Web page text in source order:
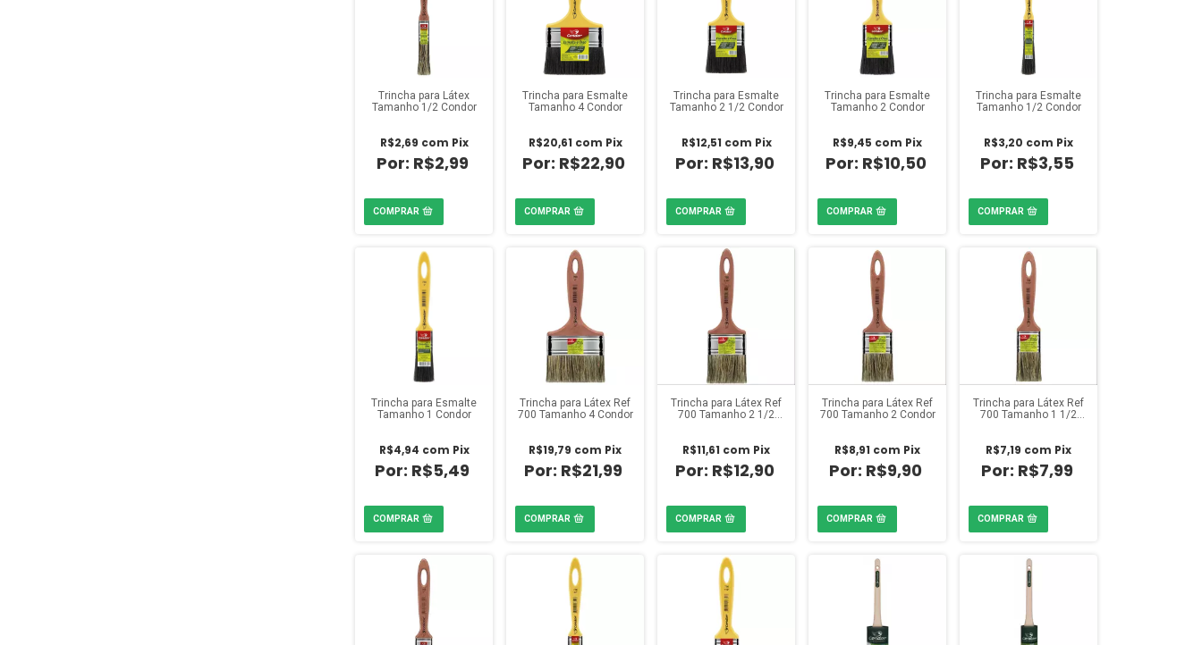
Trincha para Látex
Tamanho 1/2 Condor
R$2,99
R$2,69 com Pix
Trincha para Esmalte
Tamanho 4 Condor
R$22,90
R$20,61 com Pix
Trincha para Esmalte
Tamanho 2 1/2 Condor
R$13,90
R$12,51 com Pix
Trincha para Esmalte
Tamanho 2 Condor
R$10,50
R$9,45 com Pix
Trincha para Esmalte
Tamanho 1/2 Condor
R$3,55
R$3,20 com Pix
Trincha para Esmalte
Tamanho 1 Condor
R$5,49
R$4,94 com Pix
Trincha para Látex Ref
700 Tamanho 4 Condor
R$21,99
R$19,79 com Pix
Trincha para Látex Ref
700 Tamanho 2 1/2
R$12,90
R$11,61 com Pix
Trincha para Látex Ref
700 Tamanho 2 Condor
R$9,90
R$8,91 com Pix
Trincha para Látex Ref
700 Tamanho 1 1/2
R$7,99
R$7,19 com Pix